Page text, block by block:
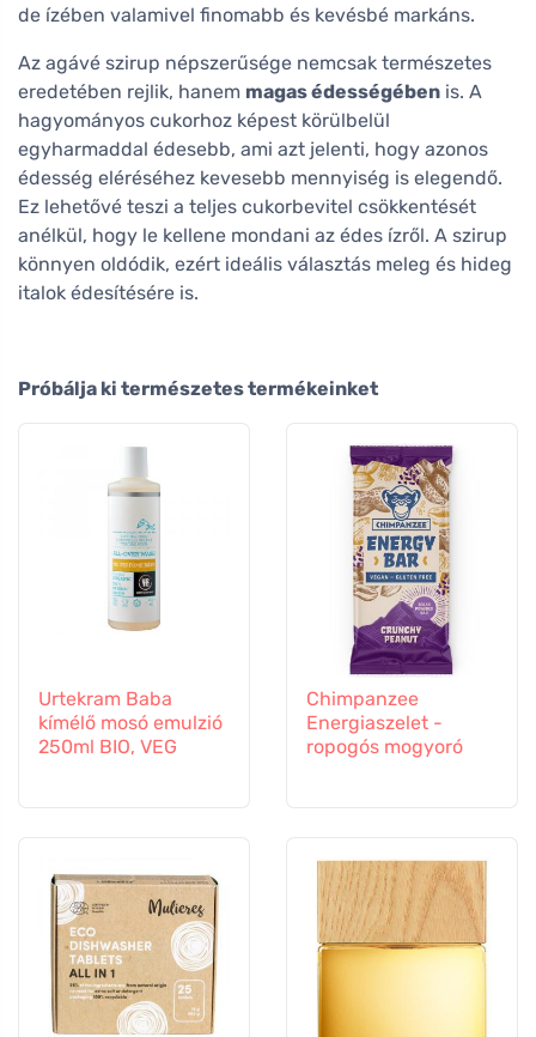
de ízében valamivel finomabb és kevésbé markáns.
Az agávé szirup népszerűsége nemcsak természetes
eredetében rejlik, hanem magas édességében is. A
hagyományos cukorhoz képest körülbelül
egyharmaddal édesebb, ami azt jelenti, hogy azonos
édesség eléréséhez kevesebb mennyiség is elegendő.
Ez lehetővé teszi a teljes cukorbevitel csökkentését
anélkül, hogy le kellene mondani az édes ízről. A szirup
könnyen oldódik, ezért ideális választás meleg és hideg
italok édesítésére is.
Próbálja ki természetes termékeinket
Urtekram Baba
kímélő mosó emulzió
250ml BIO, VEG
Chimpanzee
Energiaszelet -
ropogós mogyoró